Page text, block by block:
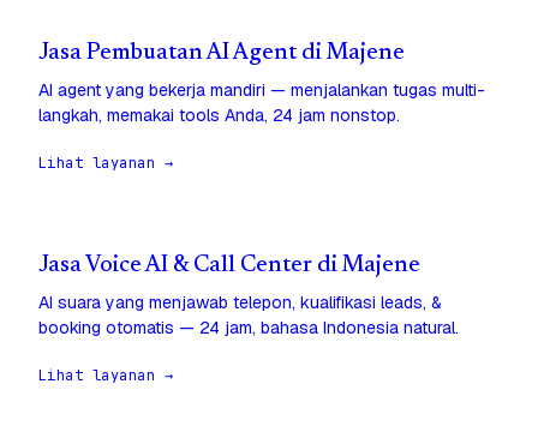
Jasa Pembuatan AI Agent di Majene
AI agent yang bekerja mandiri — menjalankan tugas multi-
langkah, memakai tools Anda, 24 jam nonstop.
Lihat layanan →
Jasa Voice AI & Call Center di Majene
AI suara yang menjawab telepon, kualifikasi leads, &
booking otomatis — 24 jam, bahasa Indonesia natural.
Lihat layanan →